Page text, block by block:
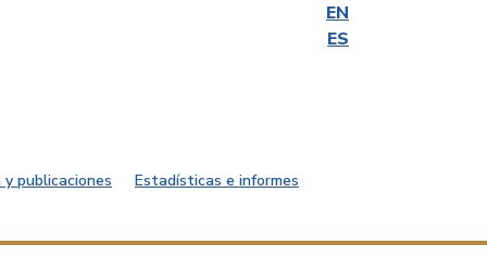
EN
ES
publicaciones Estadísticas e informes